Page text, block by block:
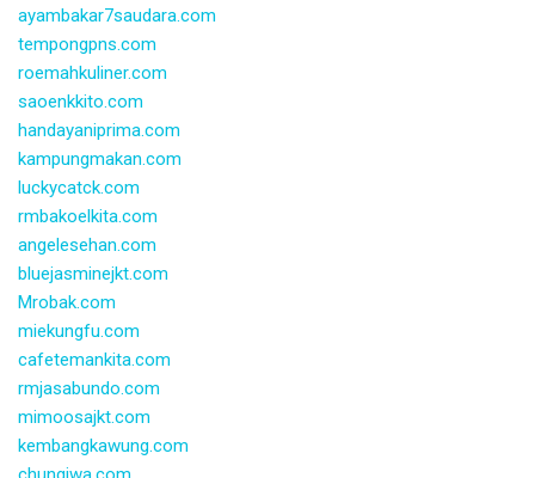
ayambakar7saudara.com
tempongpns.com
roemahkuliner.com
saoenkkito.com
handayaniprima.com
kampungmakan.com
luckycatck.com
rmbakoelkita.com
angelesehan.com
bluejasminejkt.com
Mrobak.com
miekungfu.com
cafetemankita.com
rmjasabundo.com
mimoosajkt.com
kembangkawung.com